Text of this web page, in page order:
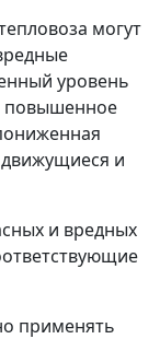
могут
уровень
повышенное
и
и вредных
применять